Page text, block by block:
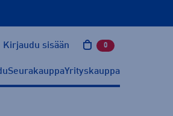
Kirjaudu sisään 0 tuotetta
SeurakauppaYrityskauppa